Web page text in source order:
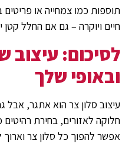
תוספות כמו צמחייה או פריטים
חיים ויוקרה – גם אם החלל קטן
לסיכום:
ובאופי שלך
עיצוב סלון צר הוא אתגר, אבל
חלוקה לאזורים, בחירת
אפשר להפוך כל סלון צר